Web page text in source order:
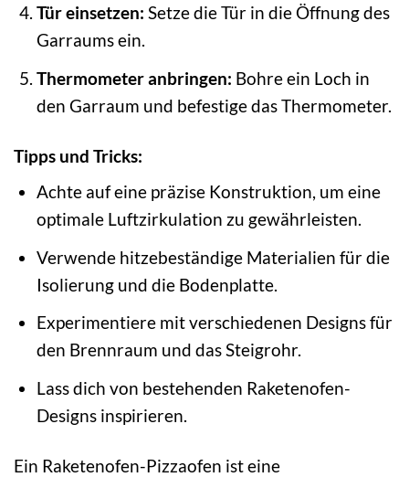
Tür einsetzen: Setze die Tür in die Öffnung des
Garraums ein.
Thermometer anbringen: Bohre ein Loch in
den Garraum und befestige das Thermometer.
Tipps und Tricks:
Achte auf eine präzise Konstruktion, um eine
optimale Luftzirkulation zu gewährleisten.
Verwende hitzebeständige Materialien für die
Isolierung und die Bodenplatte.
Experimentiere mit verschiedenen Designs für
den Brennraum und das Steigrohr.
Lass dich von bestehenden Raketenofen-
Designs inspirieren.
Ein Raketenofen-Pizzaofen ist eine